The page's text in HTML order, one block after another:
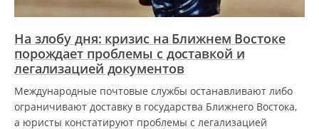
На злобу дня: кризис на Ближнем Востоке
порождает проблемы с доставкой и
легализацией документов
Международные почтовые службы останавливают либо
ограничивают доставку в государства Ближнего Востока,
а юристы констатируют проблемы с легализацией